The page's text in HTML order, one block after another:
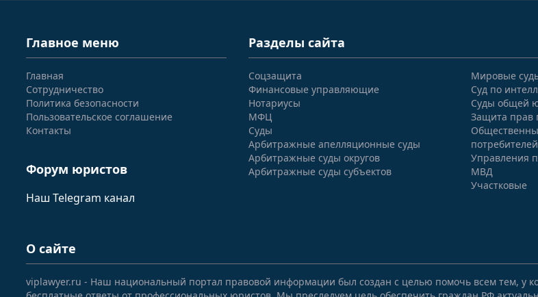
Главное меню
Главная
Сотрудничество
Политика безопасности
Пользовательское соглашение
Контакты
Форум юристов
Наш Telegram канал
Разделы сайта
Соцзащита
Финансовые управляющие
Нотариусы
МФЦ
Суды
Арбитражные апелляционные суды
Арбитражные суды округов
Арбитражные суды субъектов
Мировые
Суд по
Суды общей
Защита прав
потребителей
Управления
МВД
Участковые
О сайте
viplawyer.ru - Наш национальный портал правовой информации был создан с целью помочь всем тем, у